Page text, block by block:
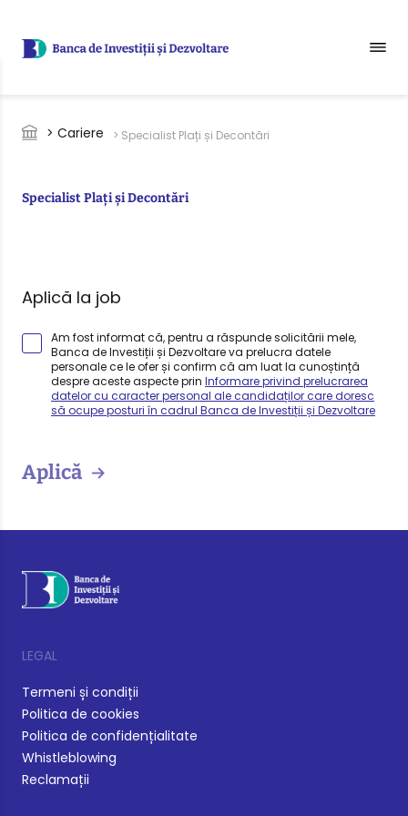
Breadcrumb
> Cariere > Specialist Plați și Decontări
Specialist Plați și Decontări
Aplică la job
Am fost informat că, pentru a răspunde solicitării mele,
Banca de Investiții și Dezvoltare va prelucra datele
personale ce le ofer și confirm că am luat la cunoștință
despre aceste aspecte prin Informare privind prelucrarea
datelor cu caracter personal ale candidaților care doresc
să ocupe posturi în cadrul Banca de Investiții și Dezvoltare
Aplică
LEGAL
Termeni și condiții
Politica de cookies
Politica de confidențialitate
Whistleblowing
Reclamații